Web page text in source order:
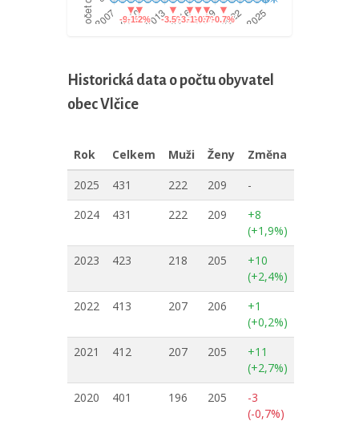
Historická data o počtu obyvatel
obec Vlčice
Rok Celkem Muži Ženy
Změna
2025
431 222 209
-
2024
431 222 209
+8
(+1,9%)
2023
423 218 205
+10
(+2,4%)
2022
413 207 206
+1
(+0,2%)
2021
412 207 205
+11
(+2,7%)
2020
401 196 205
-3
(-0,7%)